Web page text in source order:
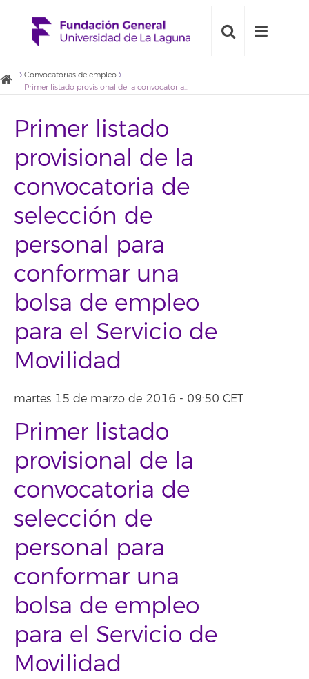
Convocatorias de empleo
Primer listado provisional de la convocatoria de selección de personal para conformar una bolsa de empleo para el Servicio de Movilidad
Primer listado
provisional de la
convocatoria de
selección de
personal para
conformar una
bolsa de empleo
para el Servicio de
Movilidad
martes 15 de marzo de 2016 - 09:50 CET
Primer listado
provisional de la
convocatoria de
selección de
personal para
conformar una
bolsa de empleo
para el Servicio de
Movilidad